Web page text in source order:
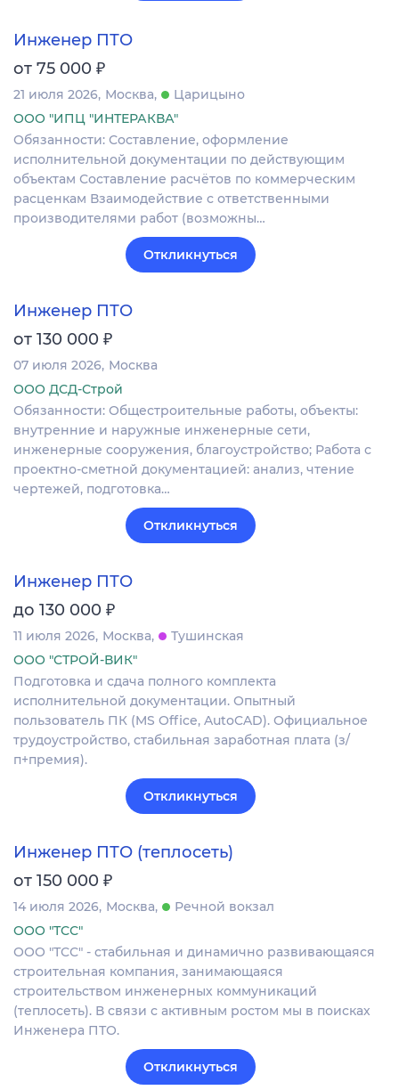
Инженер ПТО
от 75 000 ₽
21 июля 2026 Москва
Царицыно
ООО "ИПЦ "ИНТЕРАКВА"
Обязанности: Составление, оформление
исполнительной документации по действующим
объектам Составление расчётов по коммерческим
расценкам Взаимодействие с ответственными
производителями работ (возможны…
Откликнуться
Инженер ПТО
от 130 000 ₽
07 июля 2026 Москва
ООО ДСД-Строй
Обязанности: Общестроительные работы, объекты:
внутренние и наружные инженерные сети,
инженерные сооружения, благоустройство; Работа с
проектно-сметной документацией: анализ, чтение
чертежей, подготовка…
Откликнуться
Инженер ПТО
до 130 000 ₽
11 июля 2026 Москва
Тушинская
ООО "СТРОЙ-ВИК"
Подготовка и сдача полного комплекта
исполнительной документации. Опытный
пользователь ПК (MS Office, AutoCAD). Официальное
трудоустройство, стабильная заработная плата (з/
п+премия).
Откликнуться
Инженер ПТО (теплосеть)
от 150 000 ₽
14 июля 2026 Москва
Речной вокзал
ООО "ТСС"
ООО "ТСС" - стабильная и динамично развивающаяся
строительная компания, занимающаяся
строительством инженерных коммуникаций
(теплосеть). В связи с активным ростом мы в поисках
Инженера ПТО.
Откликнуться